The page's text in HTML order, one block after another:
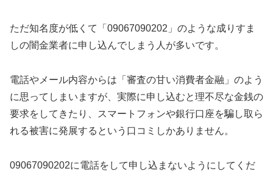
ただ知名度が低くて「09067090202」のような成りすま
しの闇金業者に申し込んでしまう人が多いです。
電話やメール内容からは「審査の甘い消費者金融」のよう
に思ってしまいますが、実際に申し込むと理不尽な金銭の
要求をしてきたり、スマートフォンや銀行口座を騙し取ら
れる被害に発展するという口コミしかありません。
09067090202に電話をして申し込まないようにしてくだ